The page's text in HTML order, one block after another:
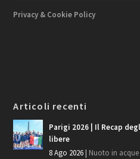
Privacy & Cookie Policy
Articoli recenti
Parigi 2026 | Il Recap
libere
8 Ago 2026| Nuoto in